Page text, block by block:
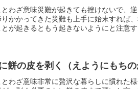
わざ意味災難が起きても挫けないで、
りかかってきた災難も上手に始末すれば
とが起きるともう起きないようにと注意
餅の皮を剥く（えようにもちの
とわざ意味非常に贅沢な暮らしに慣れた